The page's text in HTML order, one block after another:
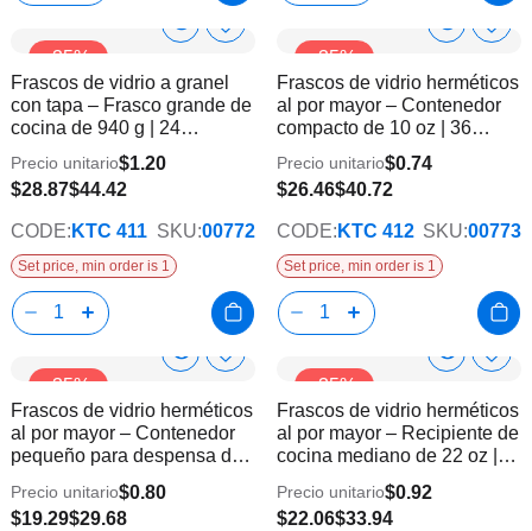
-35%
Show
Info
Añadir
la
lista
deseos
Frascos de vidrio a granel
con tapa – Frasco grande de
cocina de 940 g | 24
$28.87$44.42
Precio unitario$1.20
CODE: KTC 411 SKU:00772
Set price, min order is 1
-35%
Show
Info la
lista
Frascos de vidrio herméticos
al por mayor – Contenedor
compacto de 10 oz | 36
$26.46$40.72
Precio unitario$0.74
CODE: KTC 412 SKU:00773
Set price, min order is 1
-35%
Show
Info
Añadir
la
lista
de
deseos
Frascos de vidrio herméticos
al por mayor – Contenedor
pequeño para despensa de
450 g | 24 unidades
$19.29$29.68
Precio unitario$0.80
-35%
Show
Info la
lista
de
Frascos de vidrio herméticos
al por mayor – Recipiente de
cocina mediano de 22 oz |
$22.06$33.94
Precio unitario$0.92